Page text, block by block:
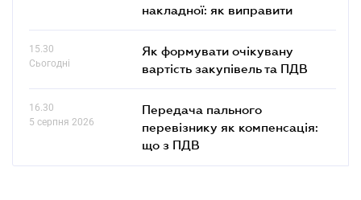
накладної: як виправити
15.30
Сьогодні
Як формувати очікувану
вартість закупівель та ПДВ
16.30
5 серпня 2026
Передача пального
перевізнику як компенсація:
що з ПДВ